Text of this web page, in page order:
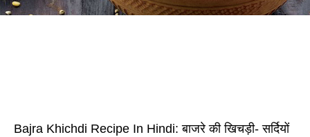
Bajra Khichdi Recipe In Hindi: बाजरे की खिचड़ी- सर्दियों